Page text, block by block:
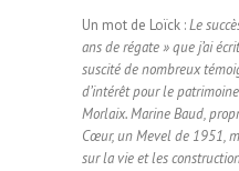
Un mot de Loïck :Le
ans de régate » que j’ai
suscité de nombreux
d’intérêt pour le
Morlaix. Marine Baud,
Cœur, un Mevel de 1951,
sur la vie et les